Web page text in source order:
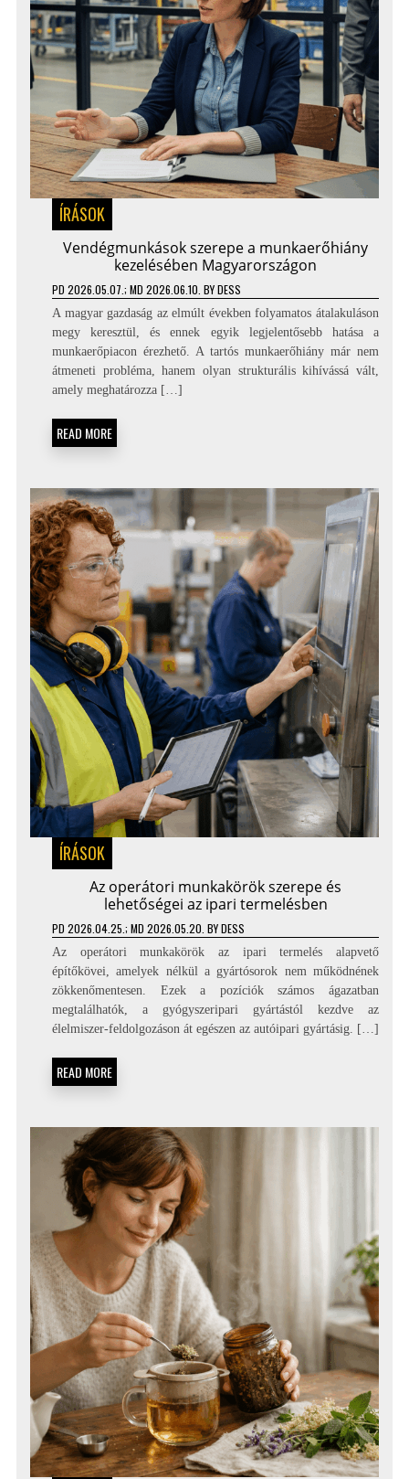
ÍRÁSOK
Vendégmunkások szerepe a munkaerőhiány
kezelésében Magyarországon
PD 2026.05.07. ; MD 2026.06.10. BYDESS
A magyar gazdaság az elmúlt években folyamatos átalakuláson
megy keresztül, és ennek egyik legjelentősebb hatása a
munkaerőpiacon érezhető. A tartós munkaerőhiány már nem
átmeneti probléma, hanem olyan strukturális kihívássá vált,
amely meghatározza […]
READ MORE
ÍRÁSOK
Az operátori munkakörök szerepe és
lehetőségei az ipari termelésben
PD 2026.04.25.; MD 2026.05.20. BYDESS
Az operátori munkakörök az ipari termelés alapvető
építőkövei, amelyek nélkül a gyártósorok nem működnének
zökkenőmentesen. Ezek a pozíciók számos ágazatban
megtalálhatók, a gyógyszeripari gyártástól kezdve az
élelmiszer-feldolgozáson át egészen az autóipari gyártásig. […]
READ MORE